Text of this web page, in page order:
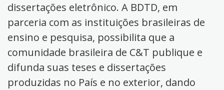
dissertações eletrônico. A BDTD, em
parceria com as instituições brasileiras de
ensino e pesquisa, possibilita que a
comunidade brasileira de C&T publique e
difunda suas teses e dissertações
produzidas no País e no exterior, dando